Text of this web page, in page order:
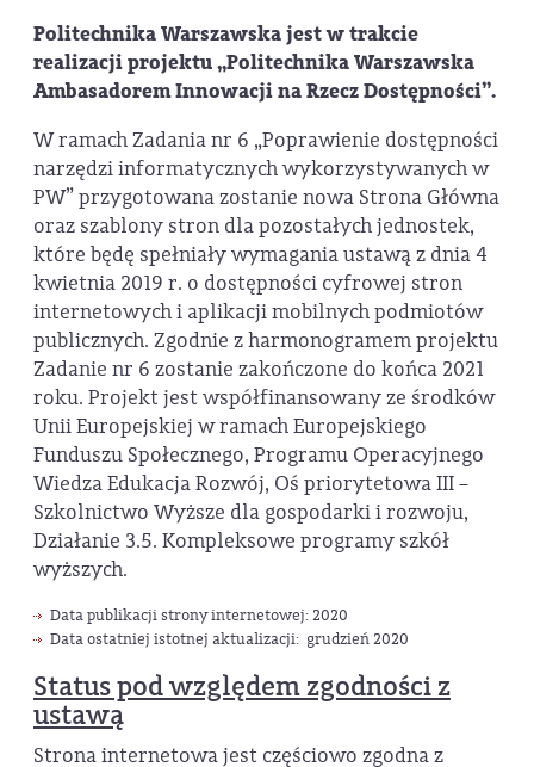
Politechnika Warszawska jest w trakcie
realizacji projektu „Politechnika Warszawska
Ambasadorem Innowacji na Rzecz Dostępności”.
W ramach Zadania nr 6 „Poprawienie dostępności
narzędzi informatycznych wykorzystywanych w
PW” przygotowana zostanie nowa Strona Główna
oraz szablony stron dla pozostałych jednostek,
które będę spełniały wymagania ustawą z dnia 4
kwietnia 2019 r. o dostępności cyfrowej stron
internetowych i aplikacji mobilnych podmiotów
publicznych. Zgodnie z harmonogramem projektu
Zadanie nr 6 zostanie zakończone do końca 2021
roku. Projekt jest współfinansowany ze środków
Unii Europejskiej w ramach Europejskiego
Funduszu Społecznego, Programu Operacyjnego
Wiedza Edukacja Rozwój, Oś priorytetowa III –
Szkolnictwo Wyższe dla gospodarki i rozwoju,
Działanie 3.5. Kompleksowe programy szkół
wyższych.
Data publikacji strony internetowej: 2020
Data ostatniej istotnej aktualizacji: grudzień 2020
Status pod względem zgodności z
ustawą
Strona internetowa jest częściowo zgodna z